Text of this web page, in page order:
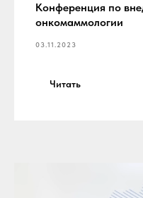
Конференция по
онкомаммологии
03.11.2023
Читать